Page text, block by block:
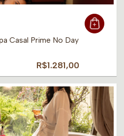
Casal Prime No Day
R$1.281,00